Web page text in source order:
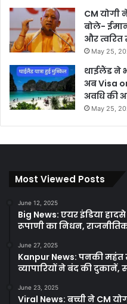
CM योगी
बोले-
और त्वरित
May 25,
थाईलैंड ने
अब Visa
अवधि की
May 25,
Most Viewed Posts
June 12, 2025
Big News: एयर इंडिया
रूपाणी का निधन,
June 27, 2025
Kanpur News: पनकी महंत
व्यापारियों ने बंद की
June 23, 2025
Viral News: बच्ची ने CM